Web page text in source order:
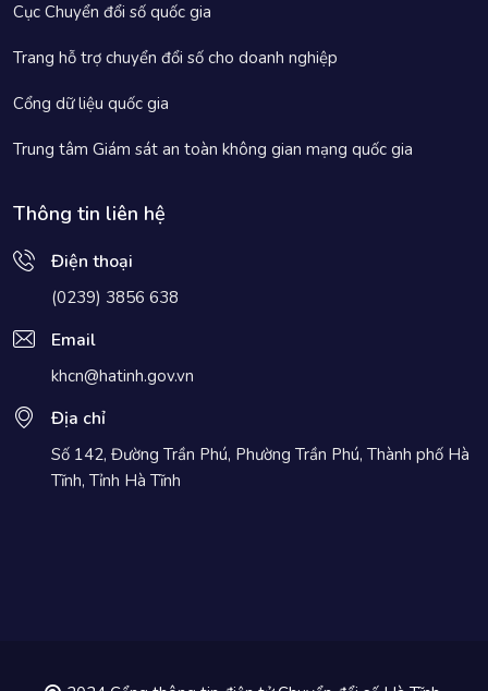
Cục Chuyển đổi số quốc gia
Trang hỗ trợ chuyển đổi số cho doanh nghiệp
Cổng dữ liệu quốc gia
Trung tâm Giám sát an toàn không gian mạng quốc gia
Thông tin liên hệ
Điện thoại
(0239) 3856 638
Email
khcn@hatinh.gov.vn
Địa chỉ
Số 142, Đường Trần Phú, Phường Trần Phú, Thành phố Hà
Tĩnh, Tỉnh Hà Tĩnh